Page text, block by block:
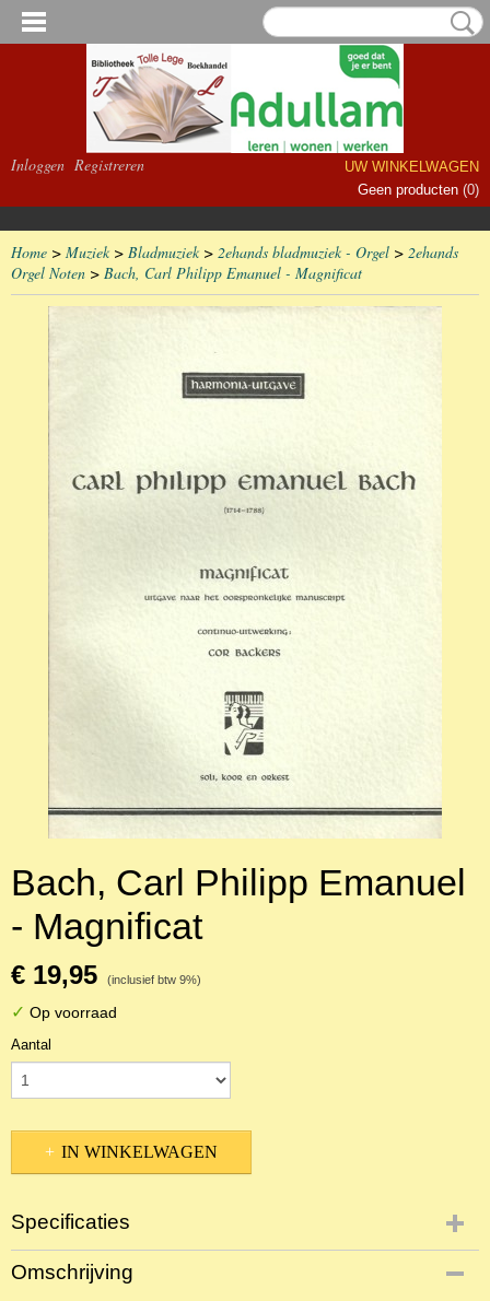
Inloggen Registreren
UW WINKELWAGEN
Geen producten (0)
Home > Muziek> Bladmuziek> 2ehands bladmuziek - Orgel > 2ehands
Orgel Noten > Bach, Carl Philipp Emanuel - Magnificat
Bach, Carl Philipp Emanuel
- Magnificat
€ 19,95 (inclusief btw 9%)
✓ Op voorraad
Aantal
IN WINKELWAGEN
Specificaties
Productcode
2BLNOr-37118
Omschrijving